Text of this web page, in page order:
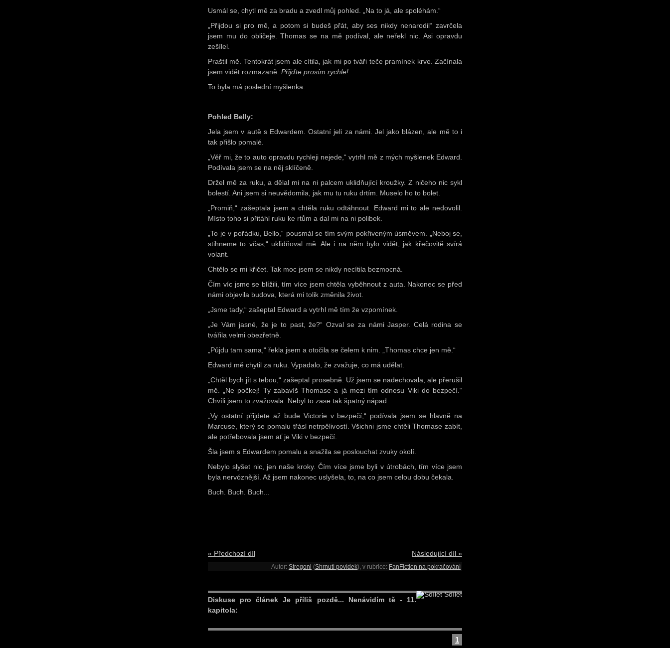
Usmál se, chytl mě za bradu a zvedl můj pohled. „Na to já, ale spoléhám.“
„Přijdou si pro mě, a potom si budeš přát, aby ses nikdy nenarodil“ zavrčela
jsem mu do obličeje. Thomas se na mě podíval, ale neřekl nic. Asi opravdu
zešílel.
Praštil mě. Tentokrát jsem ale cítila, jak mi po tváři teče pramínek krve. Začínala
jsem vidět rozmazaně. Přijďte prosím rychle!
To byla má poslední myšlenka.
Pohled Belly:
Jela jsem v autě s Edwardem. Ostatní jeli za námi. Jel jako blázen, ale mě to i
tak přišlo pomalé.
„Věř mi, že to auto opravdu rychleji nejede,“ vytrhl mě z mých myšlenek Edward.
Podívala jsem se na něj sklíčeně.
Držel mě za ruku, a dělal mi na ni palcem uklidňující kroužky. Z ničeho nic sykl
bolestí. Ani jsem si neuvědomila, jak mu tu ruku drtím. Muselo ho to bolet.
„Promiň,“ zašeptala jsem a chtěla ruku odtáhnout. Edward mi to ale nedovolil.
Místo toho si přitáhl ruku ke rtům a dal mi na ni polibek.
„To je v pořádku, Bello,“ pousmál se tím svým pokřiveným úsměvem. „Neboj se,
stihneme to včas,“ uklidňoval mě. Ale i na něm bylo vidět, jak křečovitě svírá
volant.
Chtělo se mi křičet. Tak moc jsem se nikdy necítila bezmocná.
Čím víc jsme se blížili, tím více jsem chtěla vyběhnout z auta. Nakonec se před
námi objevila budova, která mi tolik změnila život.
„Jsme tady,“ zašeptal Edward a vytrhl mě tím že vzpomínek.
„Je Vám jasné, že je to past, že?“ Ozval se za námi Jasper. Celá rodina se
tvářila velmi obezřetně.
„Půjdu tam sama,“ řekla jsem a otočila se čelem k nim. „Thomas chce jen mě.“
Edward mě chytil za ruku. Vypadalo, že zvažuje, co má udělat.
„Chtěl bych jít s tebou,“ zašeptal prosebně. Už jsem se nadechovala, ale přerušil
mě. „Ne počkej! Ty zabavíš Thomase a já mezi tím odnesu Viki do bezpečí.“
Chvíli jsem to zvažovala. Nebyl to zase tak špatný nápad.
„Vy ostatní přijdete až bude Victorie v bezpečí,“ podívala jsem se hlavně na
Marcuse, který se pomalu třásl netrpělivostí. Všichni jsme chtěli Thomase zabít,
ale potřebovala jsem ať je Viki v bezpečí.
Šla jsem s Edwardem pomalu a snažila se poslouchat zvuky okolí.
Nebylo slyšet nic, jen naše kroky. Čím více jsme byli v útrobách, tím více jsem
byla nervóznější. Až jsem nakonec uslyšela, to, na co jsem celou dobu čekala.
Buch. Buch. Buch...
« Předchozí díl Následující díl »
Autor: Stregoni (Shrnutí povídek), v rubrice: FanFiction na pokračování
Sdílet
Diskuse pro článek Je příliš pozdě... Nenávidím tě - 11.
kapitola:
1